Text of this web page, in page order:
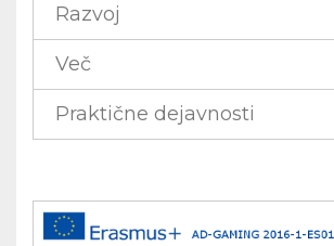
Razvoj
Več
Praktične dejavnosti